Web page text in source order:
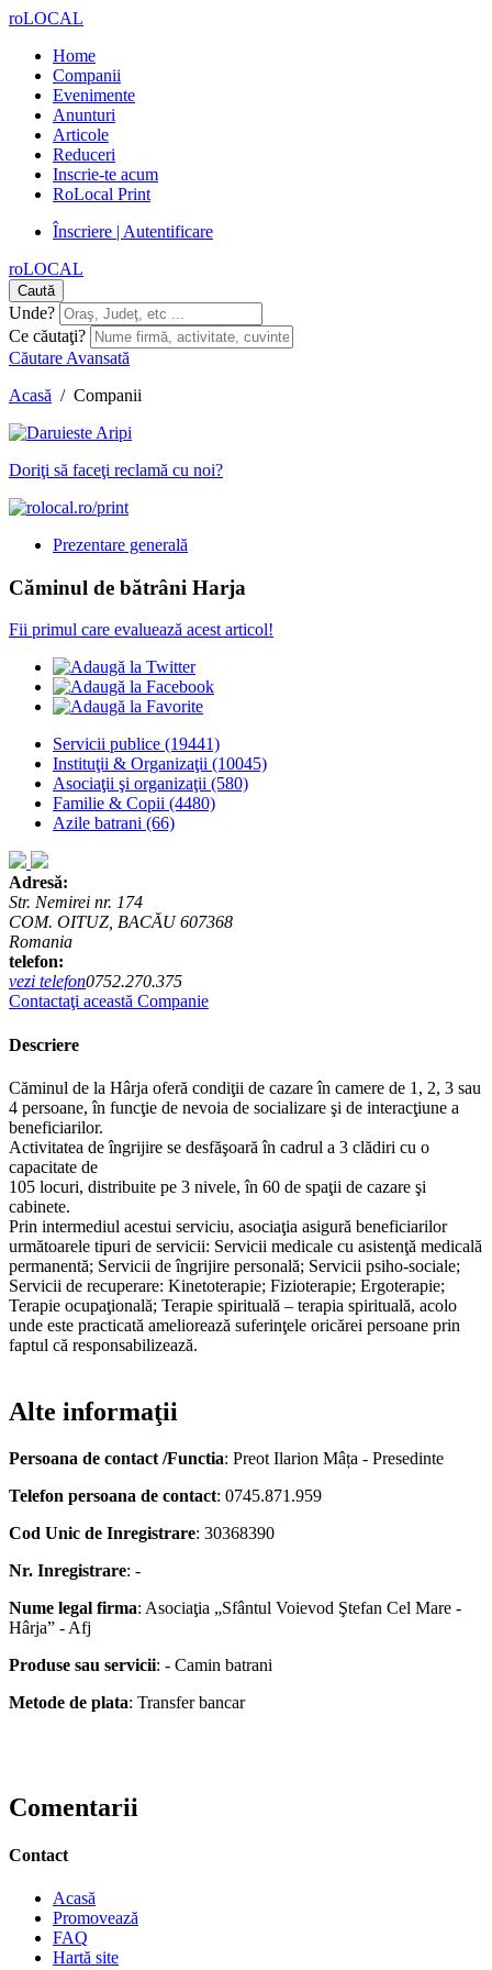
roLOCAL
Home
Companii
Evenimente
Anunturi
Articole
Reduceri
Inscrie-te acum
RoLocal Print
Înscriere | Autentificare
roLOCAL
Caută
Unde?
Ce căutaţi?
Căutare Avansată
Acasă / Companii
Doriţi să faceţi reclamă cu noi?
Prezentare generală
Căminul de bătrâni Harja
Fii primul care evaluează acest articol!
Servicii publice (19441)
Instituţii & Organizaţii (10045)
Asociaţii şi organizaţii (580)
Familie & Copii (4480)
Azile batrani (66)
Adresă:
Str. Nemirei nr. 174
COM. OITUZ, BACĂU 607368
Romania
telefon:
vezi telefon0752.270.375
Contactaţi această Companie
Descriere
Căminul de la Hârja oferă condiţii de cazare în camere de 1, 2, 3 sau
4 persoane, în funcţie de nevoia de socializare şi de interacţiune a
beneficiarilor.
Activitatea de îngrijire se desfăşoară în cadrul a 3 clădiri cu o
capacitate de
105 locuri, distribuite pe 3 nivele, în 60 de spaţii de cazare şi
cabinete.
Prin intermediul acestui serviciu, asociaţia asigură beneficiarilor
următoarele tipuri de servicii: Servicii medicale cu asistenţă medicală
permanentă; Servicii de îngrijire personală; Servicii psiho-sociale;
Servicii de recuperare: Kinetoterapie; Fizioterapie; Ergoterapie;
Terapie ocupaţională; Terapie spirituală – terapia spirituală, acolo
unde este practicată ameliorează suferinţele oricărei persoane prin
faptul că responsabilizează.
Alte informaţii
Persoana de contact /Functia: Preot Ilarion Mâța - Presedinte
Telefon persoana de contact: 0745.871.959
Cod Unic de Inregistrare: 30368390
Nr. Inregistrare: -
Nume legal firma: Asociaţia „Sfântul Voievod Ştefan Cel Mare -
Hârja” - Afj
Produse sau servicii: - Camin batrani
Metode de plata: Transfer bancar
Comentarii
Contact
Acasă
Promovează
FAQ
Hartă site